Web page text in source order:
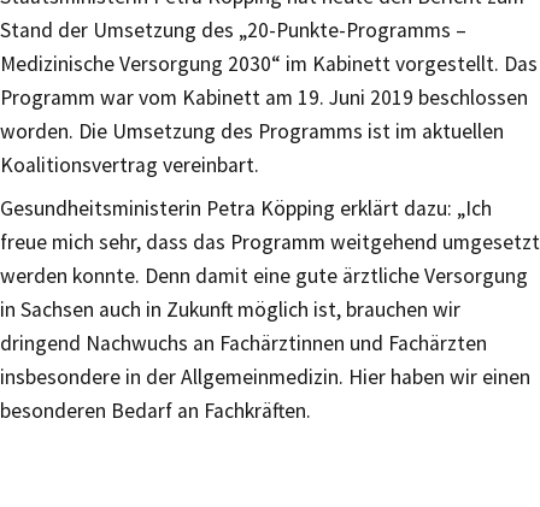
Stand der Umsetzung des „20-Punkte-Programms –
Medizinische Versorgung 2030“ im Kabinett vorgestellt. Das
Programm war vom Kabinett am 19. Juni 2019 beschlossen
worden. Die Umsetzung des Programms ist im aktuellen
Koalitionsvertrag vereinbart.
Gesundheitsministerin Petra Köpping erklärt dazu: „Ich
freue mich sehr, dass das Programm weitgehend umgesetzt
werden konnte. Denn damit eine gute ärztliche Versorgung
in Sachsen auch in Zukunft möglich ist, brauchen wir
dringend Nachwuchs an Fachärztinnen und Fachärzten
insbesondere in der Allgemeinmedizin. Hier haben wir einen
besonderen Bedarf an Fachkräften.